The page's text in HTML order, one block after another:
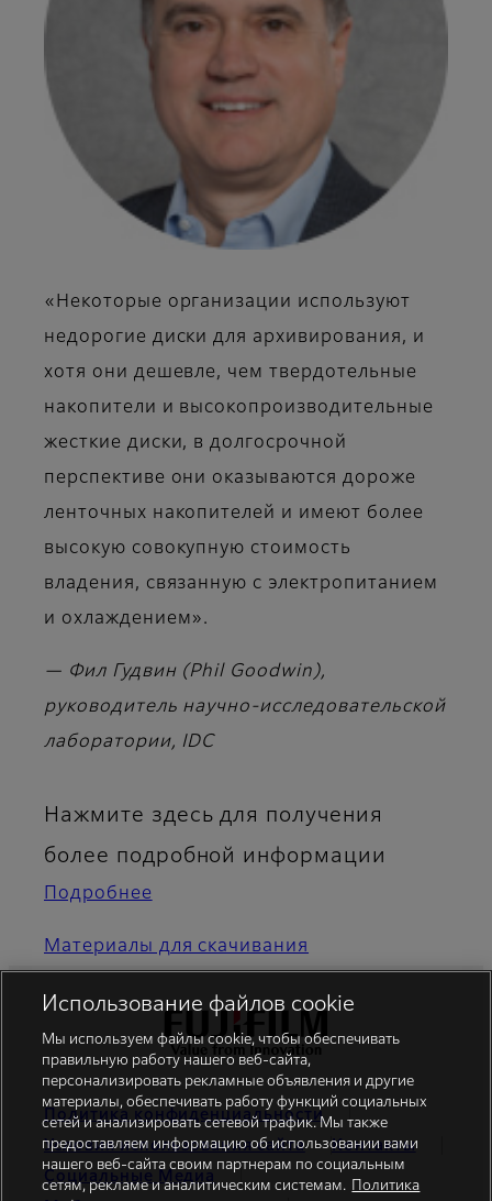
«Некоторые организации используют
недорогие диски для архивирования, и
хотя они дешевле, чем твердотельные
накопители и высокопроизводительные
жесткие диски, в долгосрочной
перспективе они оказываются дороже
ленточных накопителей и имеют более
высокую совокупную стоимость
владения, связанную с электропитанием
и охлаждением».
— Фил Гудвин (Phil Goodwin),
руководитель научно-исследовательской
лаборатории, IDC
Нажмите здесь для получения
более подробной информации
Подробнее
Материалы для скачивания
Footer
Политика конфиденциальности
Условия использования сайта
Контакты
Cоциальные Mедиа
Использование файлов cookie
Мы используем файлы cookie, чтобы обеспечивать
правильную работу нашего веб-сайта,
персонализировать рекламные объявления и другие
материалы, обеспечивать работу функций социальных
сетей и анализировать сетевой трафик. Мы также
предоставляем информацию об использовании вами
нашего веб-сайта своим партнерам по социальным
сетям, рекламе и аналитическим системам.
Политика